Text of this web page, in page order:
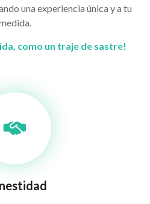
una experiencia única y a tu
como un traje de sastre!